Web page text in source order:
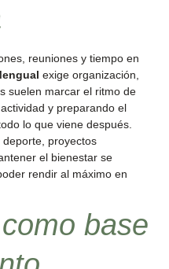
reuniones y tiempo en
exige organización,
suelen marcar el ritmo de
y preparando el
lo que viene después.
proyectos
el bienestar se
rendir al máximo en
base